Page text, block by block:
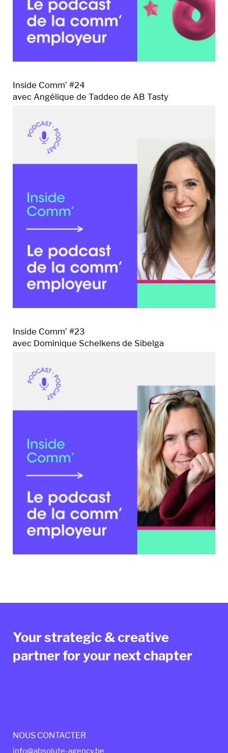
Inside Comm’ #24
avec Angélique de Taddeo de AB Tasty
Inside Comm’ #23
avec Dominique Schelkens de Sibelga
Your strategic & creative
partner for your next chapter
NOUS CONTACTER
info@absolute-agency.be